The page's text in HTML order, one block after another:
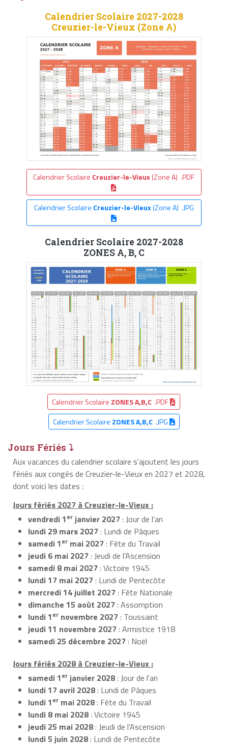
Calendrier Scolaire 2027-2028
Creuzier-le-Vieux (Zone A)
Calendrier Scolaire Creuzier-le-Vieux(Zone A) .PDF
Calendrier Scolaire Creuzier-le-Vieux(Zone A) .JPG
Calendrier Scolaire 2027-2028
ZONES A, B, C
Calendrier Scolaire ZONES A,B,C .PDF
Calendrier Scolaire ZONES A,B,C.JPG
Jours Fériés ⤵
Aux vacances du calendrier scolaire s’ajoutent les jours
fériés aux congés de Creuzier-le-Vieux en 2027 et 2028,
dont voici les dates :
Jours fériés 2027 à Creuzier-le-Vieux :
vendredi 1er janvier 2027: Jour de l'an
lundi 29 mars 2027: Lundi de Pâques
samedi 1er mai 2027: Fête du Travail
jeudi 6 mai 2027: Jeudi de l'Ascension
samedi 8 mai 2027: Victoire 1945
lundi 17 mai 2027: Lundi de Pentecôte
mercredi 14 juillet 2027: Fête Nationale
dimanche 15 août 2027: Assomption
lundi 1er novembre 2027: Toussaint
jeudi 11 novembre 2027: Armistice 1918
samedi 25 décembre 2027: Noël
Jours fériés 2028 à Creuzier-le-Vieux :
samedi 1er janvier 2028: Jour de l'an
lundi 17 avril 2028: Lundi de Pâques
lundi 1er mai 2028: Fête du Travail
lundi 8 mai 2028: Victoire 1945
jeudi 25 mai 2028: Jeudi de l'Ascension
lundi 5 juin 2028: Lundi de Pentecôte